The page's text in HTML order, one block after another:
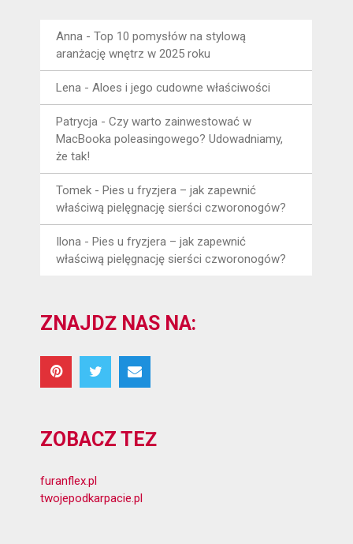
Anna -Top 10 pomysłów na stylową
aranżację wnętrz w 2025 roku
Lena -Aloes i jego cudowne właściwości
Patrycja -Czy warto zainwestować w
MacBooka poleasingowego? Udowadniamy,
że tak!
Tomek -Pies u fryzjera – jak zapewnić
właściwą pielęgnację sierści czworonogów?
Ilona -Pies u fryzjera – jak zapewnić
właściwą pielęgnację sierści czworonogów?
ZNAJDŹ NAS NA:
ZOBACZ TEŻ
furanflex.pl
twojepodkarpacie.pl